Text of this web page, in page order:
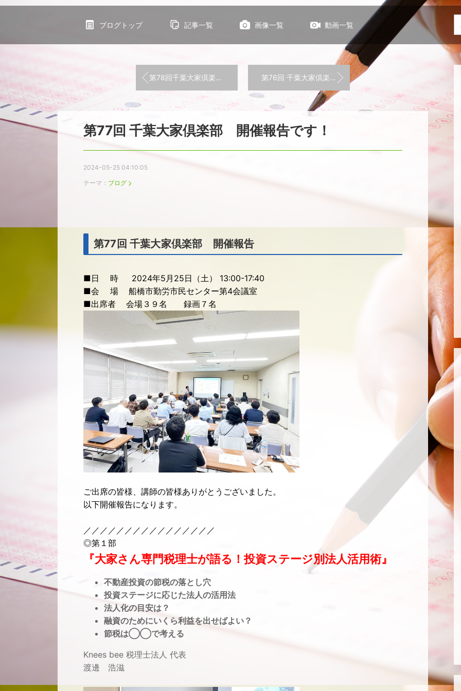
ブログトップ 記事一覧 画像一覧 動画一覧
第78回千葉大家倶楽部を6月29日（土）内容満載にて開催予定です！！ 第76回 千葉大家倶楽部 開催報告です！
第77回 千葉大家倶楽部 開催報告です！
2024-05-25 04:10:05
テーマ： ブログ
第77回 千葉大家倶楽部 開催報告
■日 時 2024年5月25日（土） 13:00-17:40
■会 場 船橋市勤労市民センター第4会議室
■出席者 会場３９名 録画７名
ご出席の皆様、講師の皆様ありがとうございました。
以下開催報告になります。
／／／／／／／／／／／／／／／／
◎第１部
『大家さん専門税理士が語る！投資ステージ別法人活用術』
不動産投資の節税の落とし穴
投資ステージに応じた法人の活用法
法人化の目安は？
融資のためにいくら利益を出せばよい？
節税は◯◯で考える
Knees bee 税理士法人 代表
渡邊 浩滋